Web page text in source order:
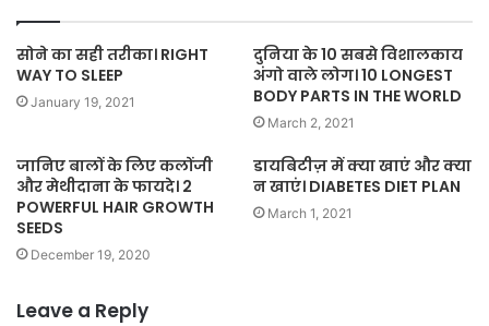
सोने का सही तरीका। RIGHT
WAY TO SLEEP
January 19, 2021
दुनिया के 10 सबसे विशालकाय
अंगो वाले लोग। 10 LONGEST
BODY PARTS IN THE WORLD
March 2, 2021
जानिए बालों के लिए कलोंजी
और मेथीदाना के फायदे। 2
POWERFUL HAIR GROWTH
SEEDS
December 19, 2020
डायबिटीज़ में क्या खाएं और क्या
न खाएं। DIABETES DIET PLAN
March 1, 2021
Leave a Reply